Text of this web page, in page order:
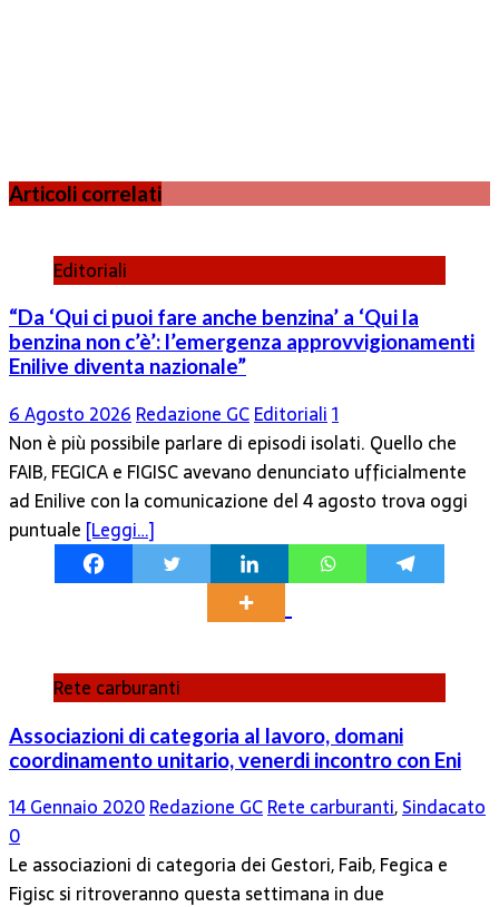
Articoli correlati
Editoriali
“Da ‘Qui ci puoi fare anche benzina’ a ‘Qui la
benzina non c’è’: l’emergenza approvvigionamenti
Enilive diventa nazionale”
6 Agosto 2026 Redazione GCEditoriali1
Non è più possibile parlare di episodi isolati. Quello che
FAIB, FEGICA e FIGISC avevano denunciato ufficialmente
ad Enilive con la comunicazione del 4 agosto trova oggi
puntuale [Leggi…]
Rete carburanti
Associazioni di categoria al lavoro, domani
coordinamento unitario, venerdi incontro con Eni
14 Gennaio 2020Redazione GCRete carburanti,Sindacato
0
Le associazioni di categoria dei Gestori, Faib, Fegica e
Figisc si ritroveranno questa settimana in due